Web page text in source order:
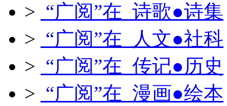
> “广阅”在 诗歌●诗集
> “广阅”在 人文●社科
> “广阅”在 传记●历史
> “广阅”在 漫画●绘本